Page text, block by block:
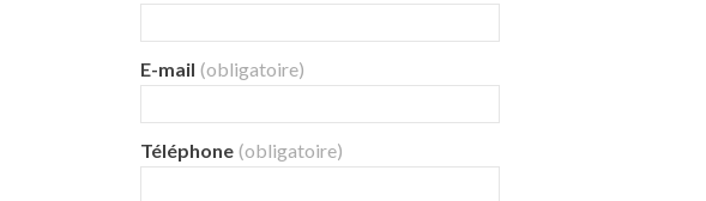
E-mail (obligatoire)
Téléphone (obligatoire)